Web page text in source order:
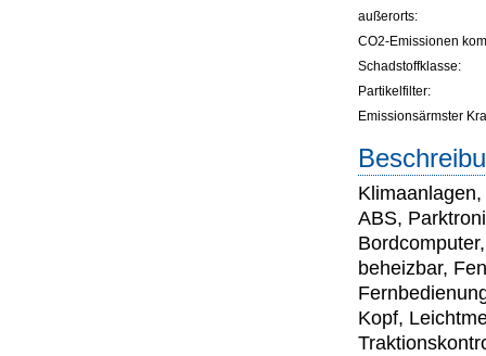
außerorts:
CO2-Emissionen
Schadstoffklasse:
Partikelfilter:
Emissionsärmster
ABS,
beheizbar,
Kopf,